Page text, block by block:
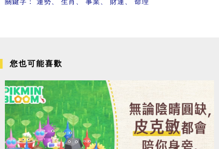
關鍵字： 運勢、 生肖 、 事業、 財運、 命理
您也可能喜歡